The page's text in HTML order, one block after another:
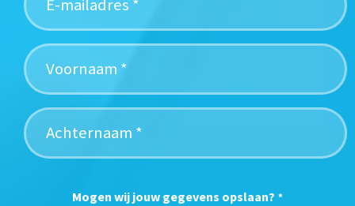
Mogen wij jouw gegevens opslaan? *